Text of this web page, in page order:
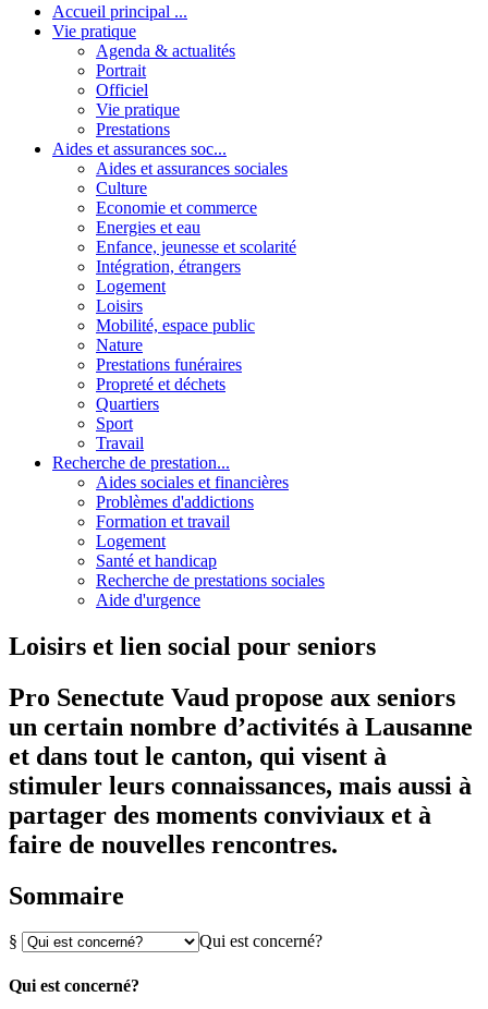
Accueil principal ...
Vie pratique
Agenda & actualités
Portrait
Officiel
Vie pratique
Prestations
Aides et assurances soc...
Aides et assurances sociales
Culture
Economie et commerce
Energies et eau
Enfance, jeunesse et scolarité
Intégration, étrangers
Logement
Loisirs
Mobilité, espace public
Nature
Prestations funéraires
Propreté et déchets
Quartiers
Sport
Travail
Recherche de prestation...
Aides sociales et financières
Problèmes d'addictions
Formation et travail
Logement
Santé et handicap
Recherche de prestations sociales
Aide d'urgence
Loisirs et lien social pour seniors
Pro Senectute Vaud propose aux seniors
un certain nombre d’activités à Lausanne
et dans tout le canton, qui visent à
stimuler leurs connaissances, mais aussi à
partager des moments conviviaux et à
faire de nouvelles rencontres.
Sommaire
§ Qui est concerné?
Qui est concerné?